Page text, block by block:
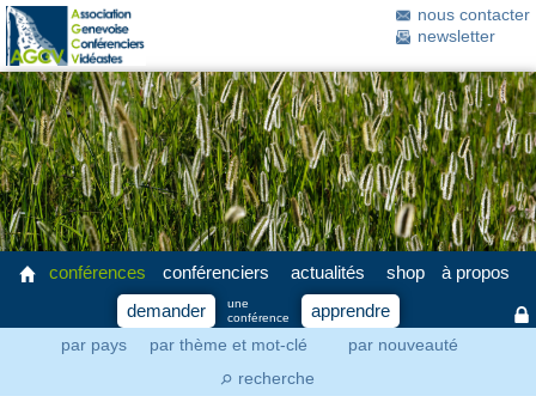
nous contacter
newsletter
conférences
par pays par thème et mot-clé par nouveauté
⚲ recherche
conférenciers actualités shop
à propos
demander
une
conférence
apprendre